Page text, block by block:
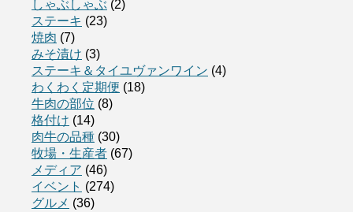
しゃぶしゃぶ (2)
ステーキ (23)
焼肉 (7)
みそ漬け (3)
ステーキ＆タイユヴァンワイン (4)
わくわく定期便 (18)
牛肉の部位 (8)
格付け (14)
肉牛の品種 (30)
牧場・生産者 (67)
メディア (46)
イベント (274)
グルメ (36)